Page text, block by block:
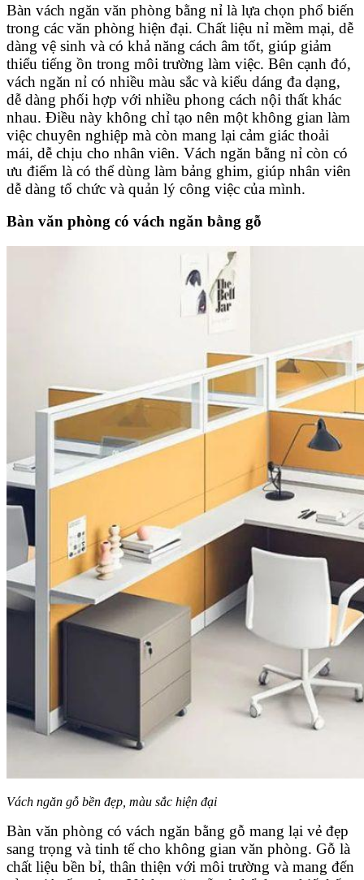
Bàn vách ngăn văn phòng bằng nỉ là lựa chọn phổ biến
trong các văn phòng hiện đại. Chất liệu nỉ mềm mại, dễ
dàng vệ sinh và có khả năng cách âm tốt, giúp giảm
thiểu tiếng ồn trong môi trường làm việc. Bên cạnh đó,
vách ngăn nỉ có nhiều màu sắc và kiểu dáng đa dạng,
dễ dàng phối hợp với nhiều phong cách nội thất khác
nhau. Điều này không chỉ tạo nên một không gian làm
việc chuyên nghiệp mà còn mang lại cảm giác thoải
mái, dễ chịu cho nhân viên. Vách ngăn bằng nỉ còn có
ưu điểm là có thể dùng làm bảng ghim, giúp nhân viên
dễ dàng tổ chức và quản lý công việc của mình.
Bàn văn phòng có vách ngăn bằng gỗ
Vách ngăn gỗ bền đẹp, màu sắc hiện đại
Bàn văn phòng có vách ngăn bằng gỗ mang lại vẻ đẹp
sang trọng và tinh tế cho không gian văn phòng. Gỗ là
chất liệu bền bỉ, thân thiện với môi trường và mang đến